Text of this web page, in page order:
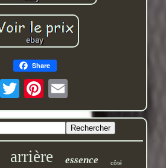
Share
arrière essence côté